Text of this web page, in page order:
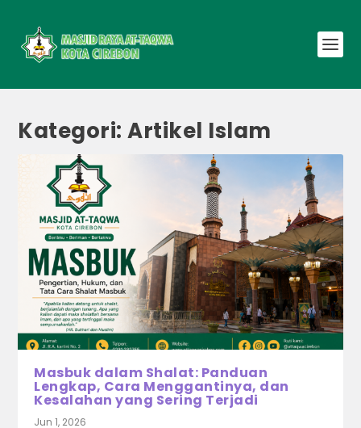
Kategori:Artikel Islam
Masbuk dalam Shalat: Panduan
Lengkap, Cara Menggantinya, dan
Kesalahan yang Sering Terjadi
Jun 1, 2026